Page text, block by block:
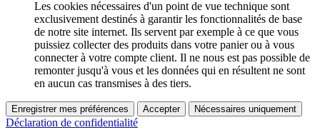
Les cookies nécessaires d'un point de vue technique sont
exclusivement destinés à garantir les fonctionnalités de base
de notre site internet. Ils servent par exemple à ce que vous
puissiez collecter des produits dans votre panier ou à vous
connecter à votre compte client. Il ne nous est pas possible de
remonter jusqu'à vous et les données qui en résultent ne sont
en aucun cas transmises à des tiers.
Enregistrer mes préférences Accepter Nécessaires uniquement
Déclaration de confidentialité